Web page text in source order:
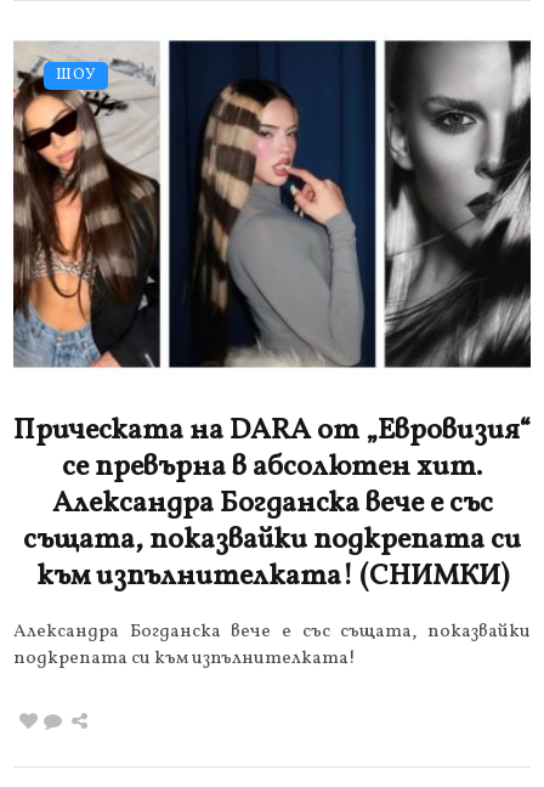
ШОУ
Прическата на DARA от „Евровизия“
се превърна в абсолютен хит.
Александра Богданска вече е със
същата, показвайки подкрепата си
към изпълнителката! (СНИМКИ)
Александра Богданска вече е със същата, показвайки
подкрепата си към изпълнителката!